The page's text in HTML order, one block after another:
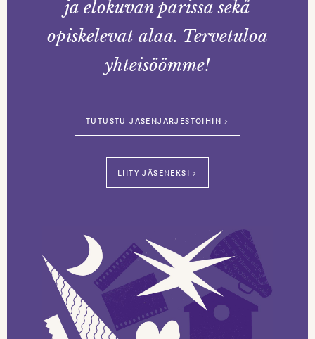
ja elokuvan parissa sekä
opiskelevat alaa. Tervetuloa
yhteisöömme!
TUTUSTU JÄSENJÄRJESTÖIHIN >
LIITY JÄSENEKSI >